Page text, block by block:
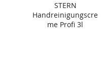
STERN
Handreinigungscre
me Profi 3l